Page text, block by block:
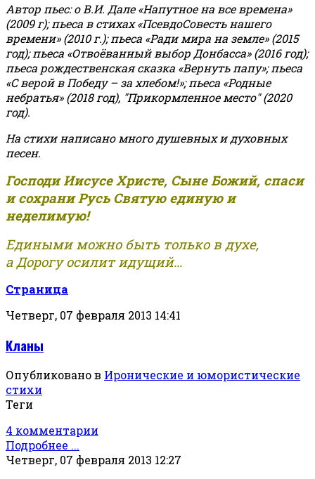
Автор пьес: о В.И. Дале «Напутное на все времена»
(2009 г); пьеса в стихах «ПсевдоСовесть нашего
времени» (2010 г.); пьеса «Ради мира на земле» (2015
год); пьеса «Отвоёванный выбор Донбасса» (2016 год);
пьеса рождественская сказка «Вернуть папу»; пьеса
«С верой в Победу – за хлебом!»;пьеса «Родные
небратья» (2018 год), "Прикормленное место" (2020
год).
На стихи написано много душевных и духовных
песен.
Господи Иисусе Христе, Сыне Божий, спаси
и сохрани Русь Святую единую и
неделимую!
Едиными можно быть только в духе,
а Дорогу осилит идущий...
Страница
Четверг, 07 февраля 2013 14:41
Кланы
Опубликовано в Иронические и юмористические
стихи
Теги
4 комментарии
Подробнее ...
Четверг, 07 февраля 2013 12:27